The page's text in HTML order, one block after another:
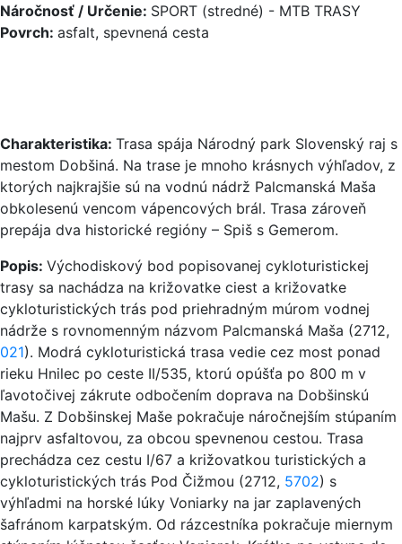
Náročnosť / Určenie: SPORT (stredné) - MTB TRASY
Povrch: asfalt, spevnená cesta
Charakteristika: Trasa spája Národný park Slovenský raj s
mestom Dobšiná. Na trase je mnoho krásnych výhľadov, z
ktorých najkrajšie sú na vodnú nádrž Palcmanská Maša
obkolesenú vencom vápencových brál. Trasa zároveň
prepája dva historické regióny – Spiš s Gemerom.
Popis: Východiskový bod popisovanej cykloturistickej
trasy sa nachádza na križovatke ciest a križovatke
cykloturistických trás pod priehradným múrom vodnej
nádrže s rovnomenným názvom Palcmanská Maša (2712,
021). Modrá cykloturistická trasa vedie cez most ponad
rieku Hnilec po ceste II/535, ktorú opúšťa po 800 m v
ľavotočivej zákrute odbočením doprava na Dobšinskú
Mašu. Z Dobšinskej Maše pokračuje náročnejším stúpaním
najprv asfaltovou, za obcou spevnenou cestou. Trasa
prechádza cez cestu I/67 a križovatkou turistických a
cykloturistických trás Pod Čižmou (2712, 5702) s
výhľadmi na horské lúky Voniarky na jar zaplavených
šafránom karpatským. Od rázcestníka pokračuje miernym